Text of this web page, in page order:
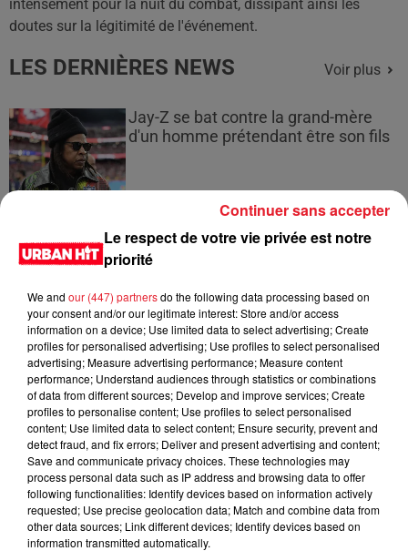
intensément pour la nuit du combat, dissipant ainsi les
doutes sur la légitimité de l'événement.
LES DERNIÈRES NEWS Voir plus
Jay-Z se bat contre la grand-mère
d'un homme prétendant être son fils
Cassie met fin à une ex-escorte
masculine dans sa bataille...
Des vitres tombent de la tour
Montparnasse : des désaccords
entre...
Incendies en Gironde : encore
plusieurs semaines avant
l'extinction...
Le respect de votre vie privée est notre
priorité
We and our (447) partnersdo the following data processing based on
your consent and/or our legitimate interest: Store and/or access
information on a device; Use limited data to select advertising; Create
profiles for personalised advertising; Use profiles to select personalised
advertising; Measure advertising performance; Measure content
performance; Understand audiences through statistics or combinations
of data from different sources; Develop and improve services; Create
profiles to personalise content; Use profiles to select personalised
content; Use limited data to select content; Ensure security, prevent and
detect fraud, and fix errors; Deliver and present advertising and content;
Save and communicate privacy choices. These technologies may
process personal data such as IP address and browsing data to offer
following functionalities: Identify devices based on information actively
requested; Use precise geolocation data; Match and combine data from
other data sources; Link different devices; Identify devices based on
information transmitted automatically.
Continuer sans accepter